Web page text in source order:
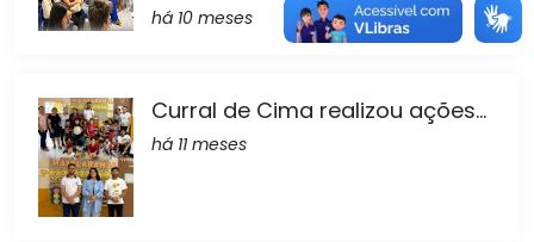
há 10 meses
Curral de Cima realizou ações...
há 11 meses